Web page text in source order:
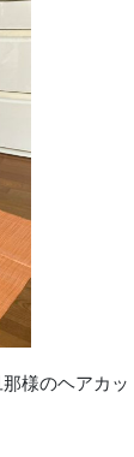
様のヘアカッ